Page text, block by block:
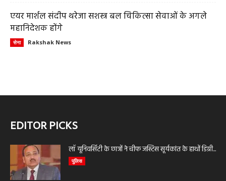
एयर मार्शल संदीप थरेजा सशस्त्र बल चिकित्सा सेवाओं के अगले
महानिदेशक होंगे
सेना Rakshak News
EDITOR PICKS
लॉ यूनिवर्सिटी के छात्रों ने चीफ जस्टिस सूर्यकांत के हाथों डिग्री...
पुलिस